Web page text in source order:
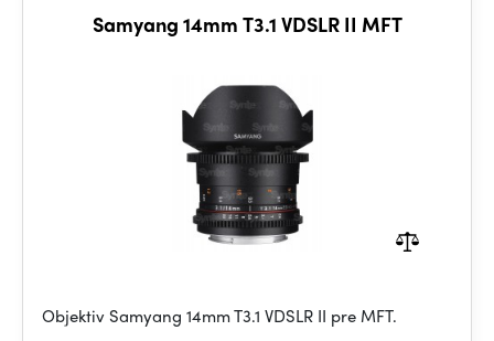
Samyang 14mm T3.1 VDSLR II MFT
Objektiv Samyang 14mm T3.1 VDSLR II pre MFT.